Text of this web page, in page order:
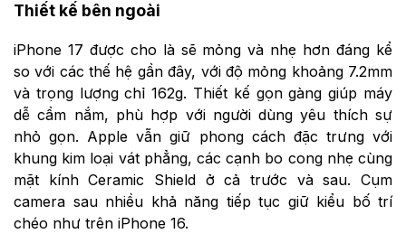
Thiết kế bên ngoài
iPhone 17 được cho là sẽ mỏng và nhẹ hơn đáng kể
so với các thế hệ gần đây, với độ mỏng khoảng 7.2mm
và trọng lượng chỉ 162g. Thiết kế gọn gàng giúp máy
dễ cầm nắm, phù hợp với người dùng yêu thích sự
nhỏ gọn. Apple vẫn giữ phong cách đặc trưng với
khung kim loại vát phẳng, các cạnh bo cong nhẹ cùng
mặt kính Ceramic Shield ở cả trước và sau. Cụm
camera sau nhiều khả năng tiếp tục giữ kiểu bố trí
chéo như trên iPhone 16.